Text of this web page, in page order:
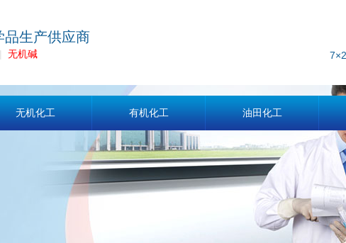
品生产供应商
| 无机碱
无机化工 有机化工 油田化工